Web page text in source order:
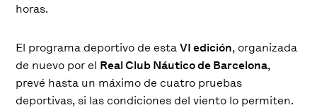
horas.
El programa deportivo de estaVI edición, organizada
de nuevo por el Real Club Náutico de Barcelona,
prevé hasta un máximo de cuatro pruebas
deportivas, si las condiciones del viento lo permiten.